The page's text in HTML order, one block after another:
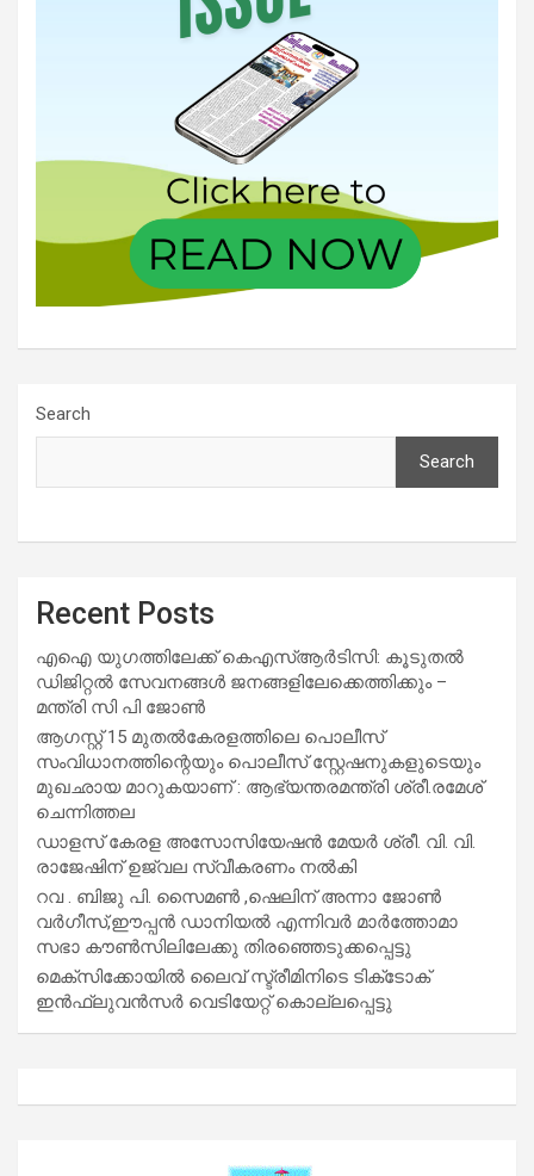
Search
Search
Recent Posts
എഐ യുഗത്തിലേക്ക് കെഎസ്ആർടിസി: കൂടുതൽ
ഡിജിറ്റൽ സേവനങ്ങൾ ജനങ്ങളിലേക്കെത്തിക്കും –
മന്ത്രി സി പി ജോൺ
ആഗസ്റ്റ് 15 മുതല്‍കേരളത്തിലെ പൊലീസ്
സംവിധാനത്തിന്റെയും പൊലീസ് സ്റ്റേഷനുകളുടെയും
മുഖഛായ മാറുകയാണ് : ആഭ്യന്തരമന്ത്രി ശ്രീ.രമേശ്
ചെന്നിത്തല
ഡാളസ് കേരള അസോസിയേഷൻ മേയർ ശ്രീ. വി. വി.
രാജേഷിന് ഉജ്വല സ്വീകരണം നൽകി
റവ . ബിജു പി. സൈമൺ ,ഷെലിന് അന്നാ ജോൺ
വർഗീസ്,ഈപ്പൻ ഡാനിയൽ എന്നിവർ മാർത്തോമാ
സഭാ കൗൺസിലിലേക്കു തിരഞ്ഞെടുക്കപ്പെട്ടു
മെക്സിക്കോയിൽ ലൈവ് സ്ട്രീമിനിടെ ടിക്‌ടോക്
ഇൻഫ്ലുവൻസർ വെടിയേറ്റ് കൊല്ലപ്പെട്ടു